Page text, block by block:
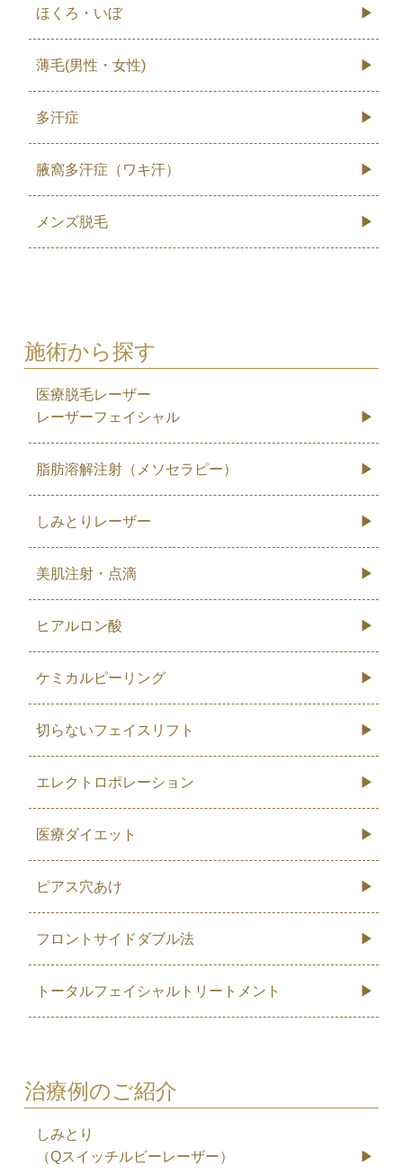
ほくろ・いぼ
薄毛(男性・女性)
多汗症
腋窩多汗症（ワキ汗）
メンズ脱毛
施術から探す
医療脱毛レーザー
レーザーフェイシャル
脂肪溶解注射（メソセラピー）
しみとりレーザー
美肌注射・点滴
ヒアルロン酸
ケミカルピーリング
切らないフェイスリフト
エレクトロポレーション
医療ダイエット
ピアス穴あけ
フロントサイドダブル法
トータルフェイシャルトリートメント
治療例のご紹介
しみとり
（Qスイッチルビーレーザー）